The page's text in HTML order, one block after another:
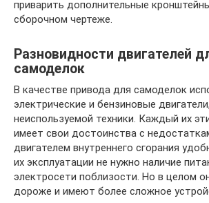
приварить дополнительные
сборочном чертеже.
Разновидности двигателей
самоделок
В качестве привода для самоделок
электрические и бензиновые
неиспользуемой техники. Каждый их
имеет свои достоинства с
двигателем внутреннего сгорания
их эксплуатации не нужно наличие
электросети поблизости. Но в целом
дороже и имеют более сложное